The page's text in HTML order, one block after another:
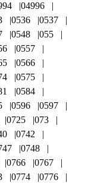
04996
0536
0537
0548
055
0557
0566
0575
0584
0596
0597
0725
073
0742
0748
0766
0767
0774
0776